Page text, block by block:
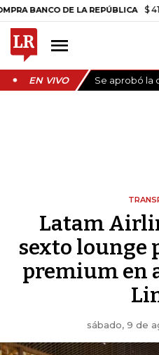
DE LA REPÚBLICA $ 418.111,88 +$
EN VIVO Se aprobó la
Latam
sexto lounge
premium en
sábado, 9 de